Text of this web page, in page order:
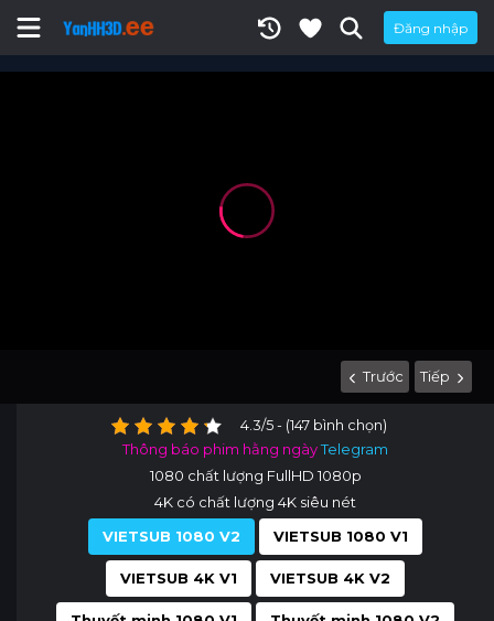
Đăng nhập
Trước Tiếp
4.3/5 - (147 bình chọn)
Thông báo phim hằng ngàyTelegram
1080 chất lượng FullHD 1080p
4K có chất lượng 4K siêu nét
VIETSUB 1080 V2
VIETSUB 1080 V1
VIETSUB 4K V1 VIETSUB 4K V2